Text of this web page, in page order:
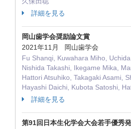
詳細を見る
岡山歯学会奨励論文賞
2021年11月 岡山歯学会
Fu Shanqi, Kuwahara Miho, Uchida
Nishida Takashi, Ikegame Mika,
Hattori Atsuhiko, Takagaki Asami,
Hayashi Daichi, Kubota Satoshi,
詳細を見る
第91回日本生化学会大会若手優秀